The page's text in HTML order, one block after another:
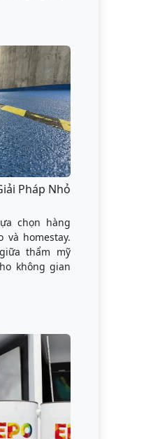
Pháp Nhỏ
chọn hàng
và homestay.
thẩm mỹ
không gian